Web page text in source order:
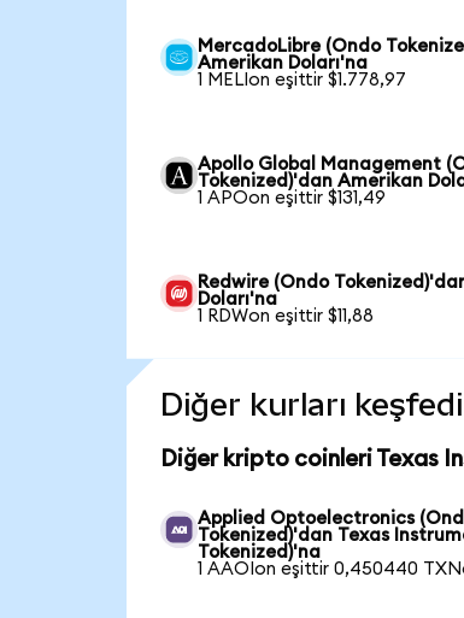
MercadoLibre (Ondo
Amerikan Doları'na
1 MELIon eşittir $1.778,97
Apollo Global Management
Tokenized)'dan Amerikan
1 APOon eşittir $131,49
Redwire (Ondo
Doları'na
1 RDWon eşittir $11,88
Diğer kurları
Diğer kripto coinleri Texas
Applied Optoelectronics
Tokenized)'dan Texas
Tokenized)'na
1 AAOIon eşittir 0,450440